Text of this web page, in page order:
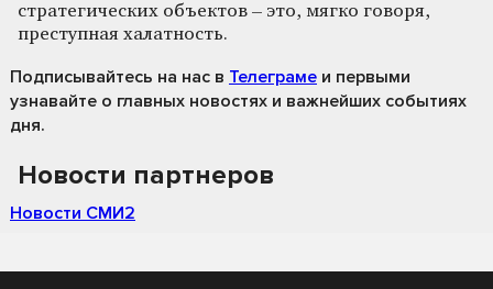
стратегических объектов – это, мягко говоря,
преступная халатность.
Подписывайтесь на нас в Телеграме и первыми
узнавайте о главных новостях и важнейших событиях
дня.
Новости партнеров
Новости СМИ2